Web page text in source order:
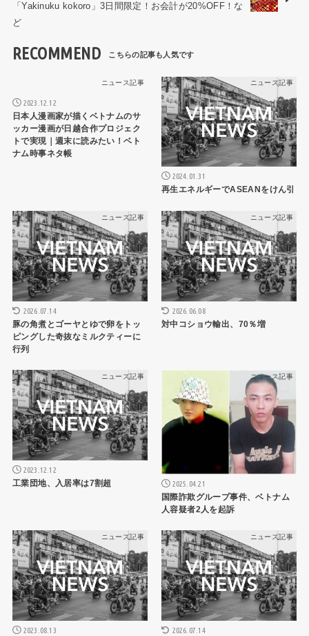
「Yakinuku kokoro」3日間限定！お会計が20%OFF！な
ど
RECOMMEND
ニュース記事
2023.12.12
日本人漫画家が描くベトナムのサ
ッカー漫画が日越合作プロジェク
トで実現｜週末に読みたい！ベト
ナム時事ネタ帳
ニュース記事
2024.01.31
再生エネルギーでASEANをけん引
ニュース記事
2026.07.14
豚の角煮とゴーヤとゆで卵をトッ
ピングした奇抜なミルクティーに
行列
ニュース記事
2026.06.08
対中コショウ輸出、70％増
ニュース記事
2023.12.12
工業団地、入居率は7割超
ニュース記事
2025.04.21
国際詐欺グループ事件、ベトナム
人容疑者2人を起訴
ニュース記事
2023.08.13
ニュース記事
2026.07.14